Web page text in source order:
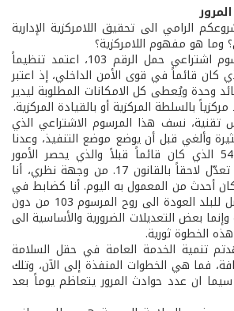
الرامي الى تحقيق اللامركزية الإدارية
وما هو مفهوم اللامركزية؟
- أقرّ العام 1983 مرسوم اشتراعي حمل الرقم 103، اعتمد تنظيماً
كان قائماً في قوى الأمن الداخلي، إذ اعتبر
وحدة ويُعطى كل الامكانات المطلوبة ليدير
بالسلطة المركزية أو بالقيادة المركزية.
تقنية، نسف هذا المرسوم الاشتراعي الذي
وألغي قبل أن يوضع موضع التنفيذ، وعدنا
تلقائياً الى المرسوم 54 الذي كان قائماً قبلاً والذي يحصر الأمور
بالقيادة المركزية. وقد تعدّل لاحقاً بالقانون 17. من وجهة نظري، أنا
أحدث من المعمول به اليوم. أنا كضابط في
قوى الأمن أرى أنه أفضل للبلد العودة الى روح المرسوم 103 من دون
وإنما بعض التعديلات الضرورية والأساسية الى
الخطوة ثورية.
تنمية الخدمة العامة في حقل السلامة
فما هي الخطوات المنفذة إلى الآن، وتلك
سيما ان عدد حوادث المرور يتعاظم يوماً بعد